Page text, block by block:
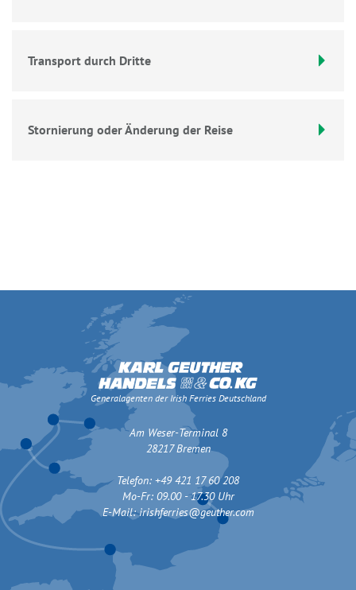
Transport durch Dritte
Stornierung oder Änderung der Reise
Generalagenten der Irish Ferries Deutschland
Am Weser-Terminal 8
28217 Bremen
Telefon: +49 421 17 60 208
Mo-Fr: 09.00 - 17.30 Uhr
E-Mail:irishferries@geuther.com